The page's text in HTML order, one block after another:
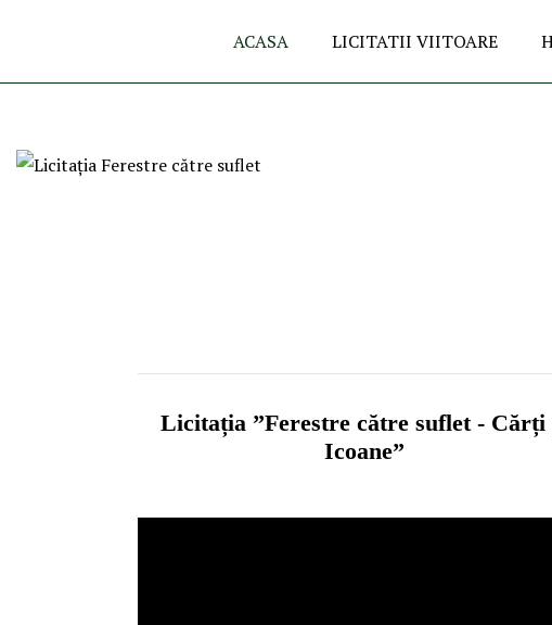
ACASA LICITATII VIITOARE
Licitația ”Ferestre către suflet - Cărți
Icoane”